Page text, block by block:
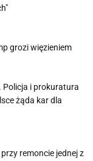
grozi więzieniem
Policja i prokuratura
żąda kar dla
remoncie jednej z